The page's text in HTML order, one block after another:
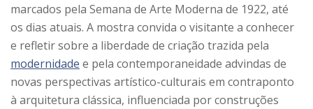
marcados pela Semana de Arte Moderna de 1922, até
os dias atuais. A mostra convida o visitante a conhecer
e refletir sobre a liberdade de criação trazida pela
modernidade e pela contemporaneidade advindas de
novas perspectivas artístico-culturais em contraponto
à arquitetura clássica, influenciada por construções